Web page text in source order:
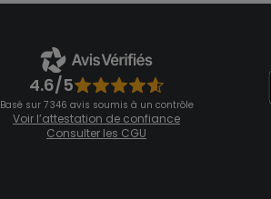
4.6/5
Basé sur 7 346 avis soumis à un contrôle
Voir l’attestation de confiance
Consulter les CGU